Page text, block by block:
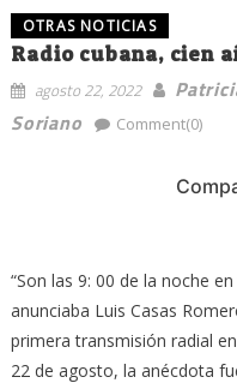
OTRAS NOTICIAS
Radio cubana, cien
agosto 22, 2022
Soriano
Comment(0)
“Son las 9: 00 de la noche
anunciaba Luis Casas
primera transmisión radial
22 de agosto, la anécdota